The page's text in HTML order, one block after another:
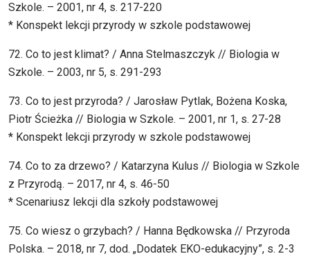
Szkole. – 2001, nr 4, s. 217-220
* Konspekt lekcji przyrody w szkole podstawowej
72. Co to jest klimat? / Anna Stelmaszczyk // Biologia w
Szkole. – 2003, nr 5, s. 291-293
73. Co to jest przyroda? / Jarosław Pytlak, Bożena Koska,
Piotr Ścieżka // Biologia w Szkole. – 2001, nr 1, s. 27-28
* Konspekt lekcji przyrody w szkole podstawowej
74. Co to za drzewo? / Katarzyna Kulus // Biologia w Szkole
z Przyrodą. – 2017, nr 4, s. 46-50
* Scenariusz lekcji dla szkoły podstawowej
75. Co wiesz o grzybach? / Hanna Będkowska // Przyroda
Polska. – 2018, nr 7, dod. „Dodatek EKO-edukacyjny”, s. 2-3